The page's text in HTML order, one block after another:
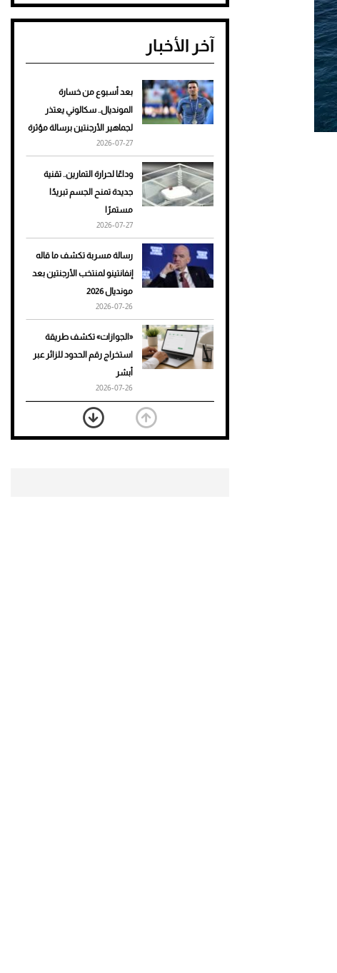
نرى المستقبل من خلال
تصميماتنا.. كيف حجزت 1886
تمنحك فخامة استثنائية
هوى الأبطال
أفضل تدريج للشعر الطويل
لإطلالة جريئة وعصرية
للرجال
آخر الأخبار
بعد أسبوع من خسارة
المونديال.. سكالوني يعتذر
لجماهير الأرجنتين برسالة مؤثرة
2026-07-27
وداعًا لحرارة التمارين.. تقنية
جديدة تمنح الجسم تبريدًا
مستمرًا
2026-07-27
رسالة مسربة تكشف ما قاله
إنفانتينو لمنتخب الأرجنتين بعد
مونديال 2026
2026-07-26
«الجوازات» تكشف طريقة
استخراج رقم الحدود للزائر عبر
أبشر
2026-07-26
بعد 7 أشهر من تعرضه لحادث
مروع.. جوشوا يفوز على برينغا